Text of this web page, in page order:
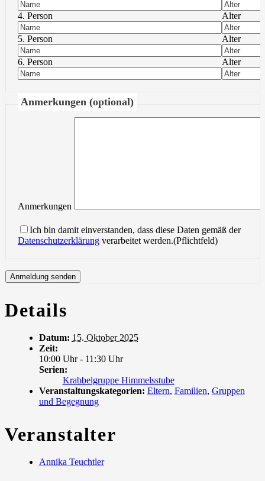
4. Person Alter
5. Person Alter
6. Person Alter
Anmerkungen (optional)
Anmerkungen
Ich bin damit einverstanden, dass diese Daten gemäß der
Datenschutzerklärung verarbeitet werden.(Pflichtfeld)
Details
Datum: 15. Oktober 2025
Zeit:
10:00 Uhr - 11:30 Uhr
Serien:
Krabbelgruppe Himmelsstube
Veranstaltungskategorien: Eltern, Familien, Gruppen
und Begegnung
Veranstalter
Annika Teuchtler